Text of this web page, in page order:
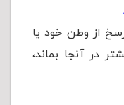
از وطن خود یا
در آنجا بماند،